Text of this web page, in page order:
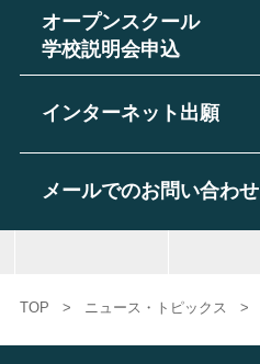
オープンスクール
学校説明会申込
インターネット出願
メールでのお問い合わせ
TOP > ニュース・トピックス >